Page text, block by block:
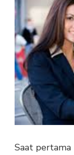
Saat pertama